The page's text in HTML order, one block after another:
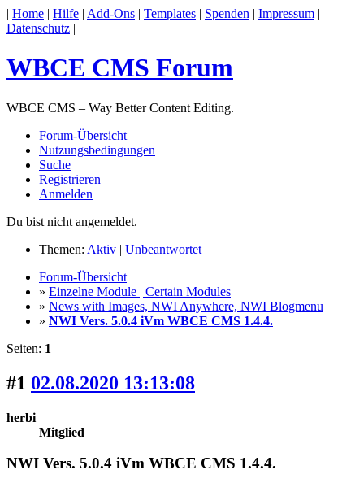
| Home | Hilfe | Add-Ons | Templates | Spenden | Impressum |
Datenschutz |
WBCE CMS Forum
WBCE CMS – Way Better Content Editing.
Forum-Übersicht
Nutzungsbedingungen
Suche
Registrieren
Anmelden
Du bist nicht angemeldet.
Themen: Aktiv | Unbeantwortet
Forum-Übersicht
» Einzelne Module | Certain Modules
» News with Images, NWI Anywhere, NWI Blogmenu
» NWI Vers. 5.0.4 iVm WBCE CMS 1.4.4.
Seiten: 1
#1 02.08.2020 13:13:08
herbi
Mitglied
NWI Vers. 5.0.4 iVm WBCE CMS 1.4.4.